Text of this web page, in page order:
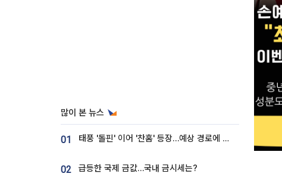
많이 본 뉴스
01 태풍 '돌핀' 이어 '찬홈' 등장…예상 경로에 한국 '한숨'
02 급등한 국제 금값…국내 금시세는?